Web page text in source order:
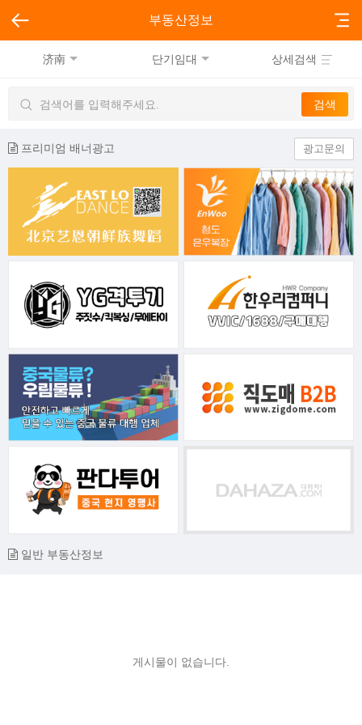
부동산정보
济南 단기임대 상세검색
프리미엄 배너광고 광고문의
일반 부동산정보
게시물이 없습니다.